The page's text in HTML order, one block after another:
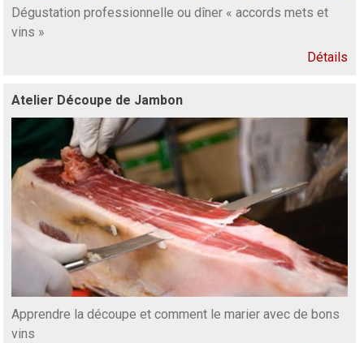
Dégustation professionnelle ou dîner « accords mets et
vins »
Détails
Atelier Découpe de Jambon
Apprendre la découpe et comment le marier avec de bons
vins